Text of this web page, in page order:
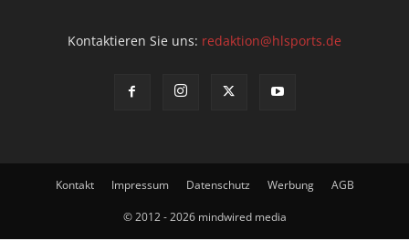
Kontaktieren Sie uns: redaktion@hlsports.de
Kontakt Impressum Datenschutz Werbung AGB
© 2012 - 2026 mindwired media